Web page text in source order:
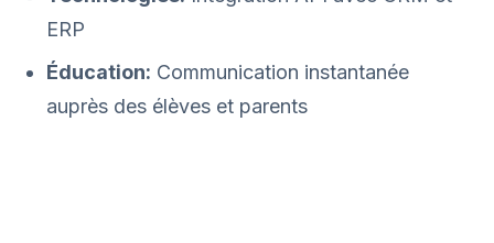
ERP
Éducation: Communication instantanée
auprès des élèves et parents